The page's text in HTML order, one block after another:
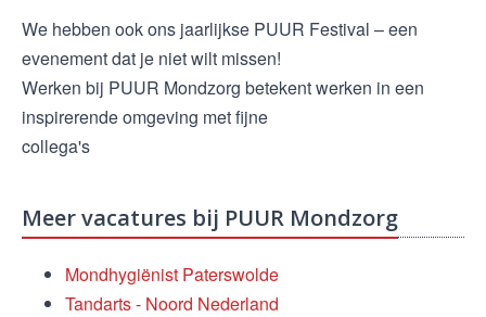
We hebben ook ons jaarlijkse PUUR Festival – een
evenement dat je niet wilt missen!
Werken bij PUUR Mondzorg betekent werken in een
inspirerende omgeving met fijne
collega's
Meer vacatures bij PUUR Mondzorg
Mondhygiënist Paterswolde
Tandarts - Noord Nederland